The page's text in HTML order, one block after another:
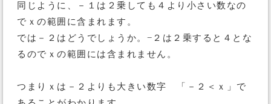
同じように、－１は２乗しても４より小さい数なの
でｘの範囲に含まれます。
では－２はどうでしょうか。−２は２乗すると４とな
るのでｘの範囲には含まれません。
つまりｘは－２よりも大きい数字 「－２＜ｘ」で